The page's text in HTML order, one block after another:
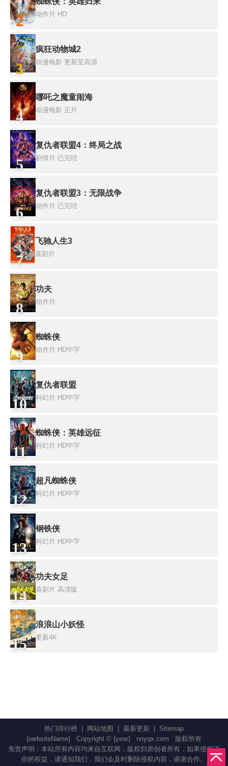
2 动作片 HD
3
疯狂动物城2
动漫电影 更新至高清
4
哪吒之魔童闹海
动漫电影 正片
5
复仇者联盟4：终局之战
剧情片 已完结
6
复仇者联盟3：无限战争
动作片 已完结
7
飞驰人生3
喜剧片
8
功夫
动作片
9
蜘蛛侠
动作片 HD中字
10
复仇者联盟
科幻片 HD中字
11
蜘蛛侠：英雄远征
科幻片 HD中字
12
超凡蜘蛛侠
科幻片 HD中字
13
钢铁侠
科幻片 HD中字
14
功夫女足
喜剧片 高清版
15
浪浪山小妖怪
更新4K
热门排行榜 网站地图 最新更新
Sitemap
{websiteName}
Copyright © {year} nnyqx.com
版权所有
免责声明：本站所有内容均来自互联网，版权归原创者所有，如果侵犯了
你的权益，请通知我们，我们会及时删除侵权内容，谢谢合作。